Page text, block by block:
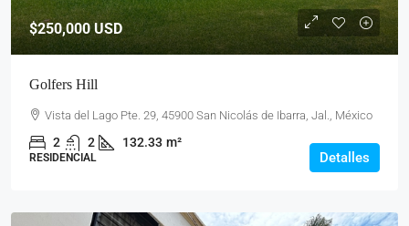
$250,000USD
Golfers Hill
Vista del Lago Pte. 29, 45900 San Nicolás de Ibarra, Jal., México
2 2 132.33 m²
RESIDENCIAL Detalles